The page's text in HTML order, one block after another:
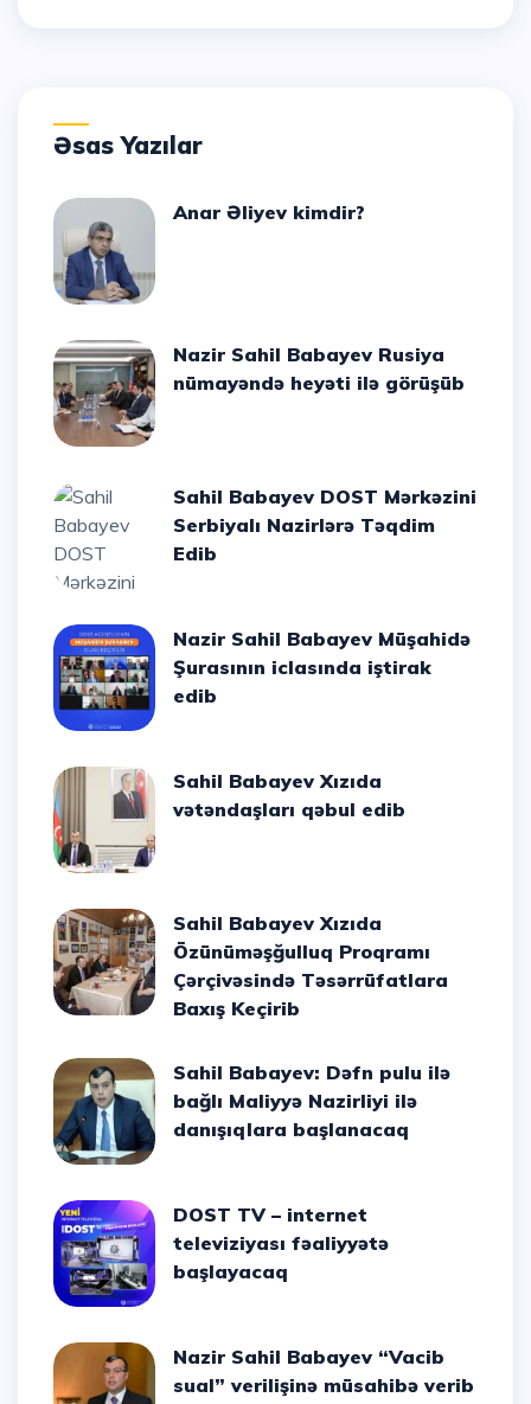
Əsas Yazılar
Anar Əliyev kimdir?
Nazir Sahil Babayev Rusiya
nümayəndə heyəti ilə görüşüb
Sahil Babayev DOST Mərkəzini
Serbiyalı Nazirlərə Təqdim
Edib
Nazir Sahil Babayev Müşahidə
Şurasının iclasında iştirak
edib
Sahil Babayev Xızıda
vətəndaşları qəbul edib
Sahil Babayev Xızıda
Özünüməşğulluq Proqramı
Çərçivəsində Təsərrüfatlara
Baxış Keçirib
Sahil Babayev: Dəfn pulu ilə
bağlı Maliyyə Nazirliyi ilə
danışıqlara başlanacaq
DOST TV – internet
televiziyası fəaliyyətə
başlayacaq
Nazir Sahil Babayev “Vacib
sual” verilişinə müsahibə verib